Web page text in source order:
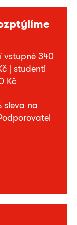
vstupné 340
| studenti
Kč
sleva na